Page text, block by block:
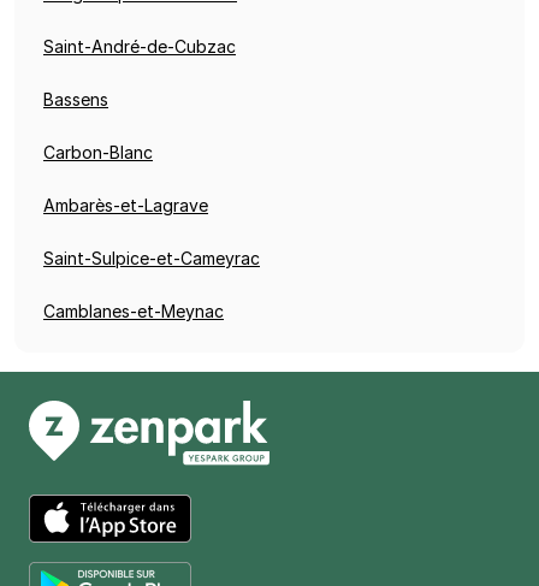
Saint-André-de-Cubzac
Bassens
Carbon-Blanc
Ambarès-et-Lagrave
Saint-Sulpice-et-Cameyrac
Camblanes-et-Meynac
App Store